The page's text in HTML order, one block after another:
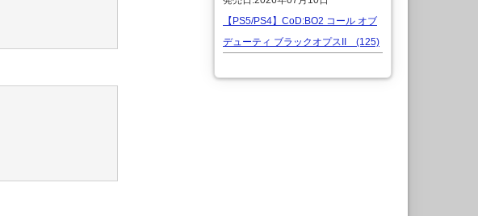
【PS5/PS4】CoD:BO2 コール オブ
デューティ ブラックオプスII (125)